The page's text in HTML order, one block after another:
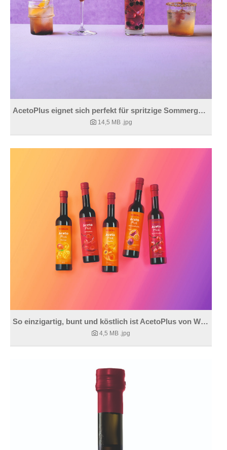
AcetoPlus eignet sich perfekt für spritzige Sommergetränke und Mocktails.
14,5 MB .jpg
So einzigartig, bunt und köstlich ist AcetoPlus von WIBERG.
4,5 MB .jpg